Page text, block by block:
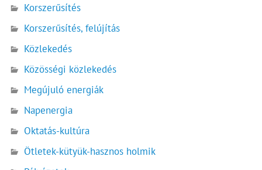
Korszerűsítés
Korszerűsítés, felújítás
Közlekedés
Közösségi közlekedés
Megújuló energiák
Napenergia
Oktatás-kultúra
Ötletek-kütyük-hasznos holmik